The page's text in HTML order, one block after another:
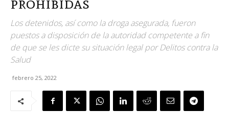
Los detenidos, así como la droga asegurada, fueron
puestos a disposición de la autoridad competente a fin
de que se les dicte su situación legal por Delitos contra la
Salud
febrero 25, 2022